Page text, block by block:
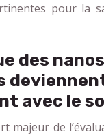
pour la
des nanos
avec le
majeur de